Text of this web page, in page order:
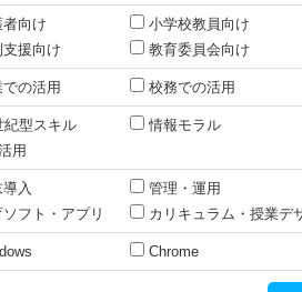
向け 小学校教員向け
支援向け
教育委員会向け
の活用 校務での活用
紀型スキル 情報モラル
用
入 管理・運用
フト・アプリ
カリキュラム・授業デ
Chrome